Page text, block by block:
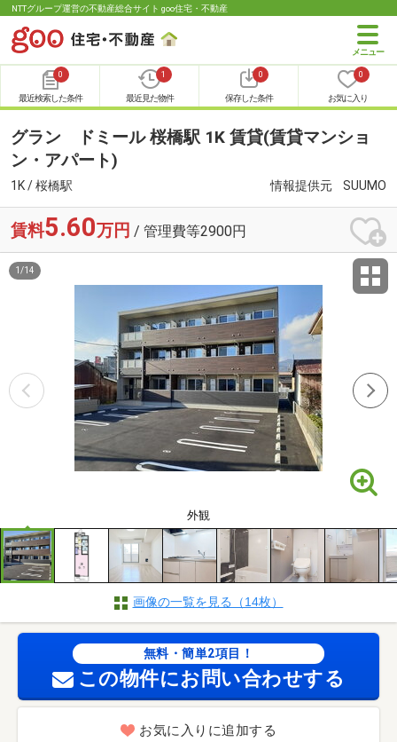
NTTグループ運営の不動産総合サイト goo住宅・不動産
0
最近検索した条件
1
最近見た物件
0
保存した条件
0
お気に入り
グラン ドミール 桜橋駅 1K 賃貸(賃貸マンショ
ン・アパート)
1K / 桜橋駅 情報提供元 SUUMO
賃料5.60万円 / 管理費等2900円
外観
1 /14
画像の一覧を見る（14枚）
無料・簡単2項目！
この物件にお問い合わせする
お気に入りに追加する